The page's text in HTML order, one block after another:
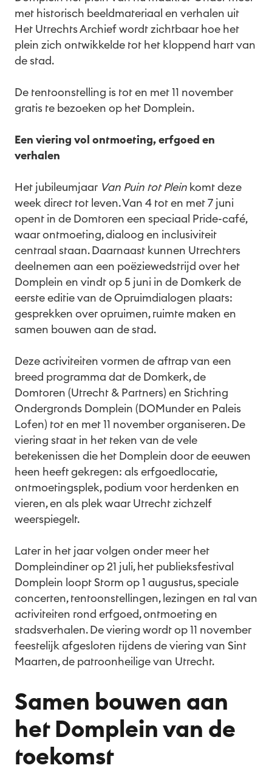
met historisch beeldmateriaal en verhalen uit
Het Utrechts Archief wordt zichtbaar hoe het
plein zich ontwikkelde tot het kloppend hart van
de stad.
De tentoonstelling is tot en met 11 november
gratis te bezoeken op het Domplein.
Een viering vol ontmoeting, erfgoed en
verhalen
Het jubileumjaar Van Puin tot Plein komt deze
week direct tot leven. Van 4 tot en met 7 juni
opent in de Domtoren een speciaal Pride-café,
waar ontmoeting, dialoog en inclusiviteit
centraal staan. Daarnaast kunnen Utrechters
deelnemen aan een poëziewedstrijd over het
Domplein en vindt op 5 juni in de Domkerk de
eerste editie van de Opruimdialogen plaats:
gesprekken over opruimen, ruimte maken en
samen bouwen aan de stad.
Deze activiteiten vormen de aftrap van een
breed programma dat de Domkerk, de
Domtoren (Utrecht & Partners) en Stichting
Ondergronds Domplein (DOMunder en Paleis
Lofen) tot en met 11 november organiseren. De
viering staat in het teken van de vele
betekenissen die het Domplein door de eeuwen
heen heeft gekregen: als erfgoedlocatie,
ontmoetingsplek, podium voor herdenken en
vieren, en als plek waar Utrecht zichzelf
weerspiegelt.
Later in het jaar volgen onder meer het
Dompleindiner op 21 juli, het publieksfestival
Domplein loopt Storm op 1 augustus, speciale
concerten, tentoonstellingen, lezingen en tal van
activiteiten rond erfgoed, ontmoeting en
stadsverhalen. De viering wordt op 11 november
feestelijk afgesloten tijdens de viering van Sint
Maarten, de patroonheilige van Utrecht.
Samen bouwen aan
het Domplein van de
toekomst